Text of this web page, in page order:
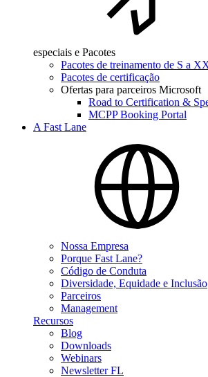
especiais e Pacotes
Pacotes de treinamento de S a
Pacotes de certificação
Ofertas para parceiros Microsoft
Road to Certification &
MCPP Booking Portal
A Fast Lane
Nossa Empresa
Porque Fast Lane?
Código de Conduta
Diversidade, Equidade e Inclusão
Parceiros
Management
Recursos
Blog
Downloads
Webinars
Newsletter FL